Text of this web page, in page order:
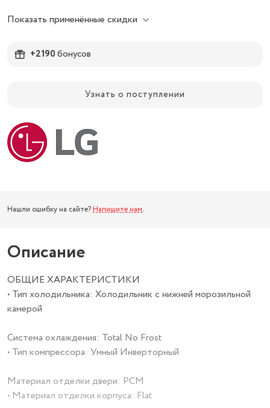
Показать применённые скидки
+2190бонусов
Узнать о поступлении
Нашли ошибку на сайте?Напишите нам
Описание
ОБЩИЕ ХАРАКТЕРИСТИКИ
• Тип холодильника: Холодильник с нижней
морозильной камерой
Система охлаждения: Total No Frost
• Тип компрессора: Умный Инверторный
Материал отделки двери: PCM
• Материал отделки корпуса: Flat